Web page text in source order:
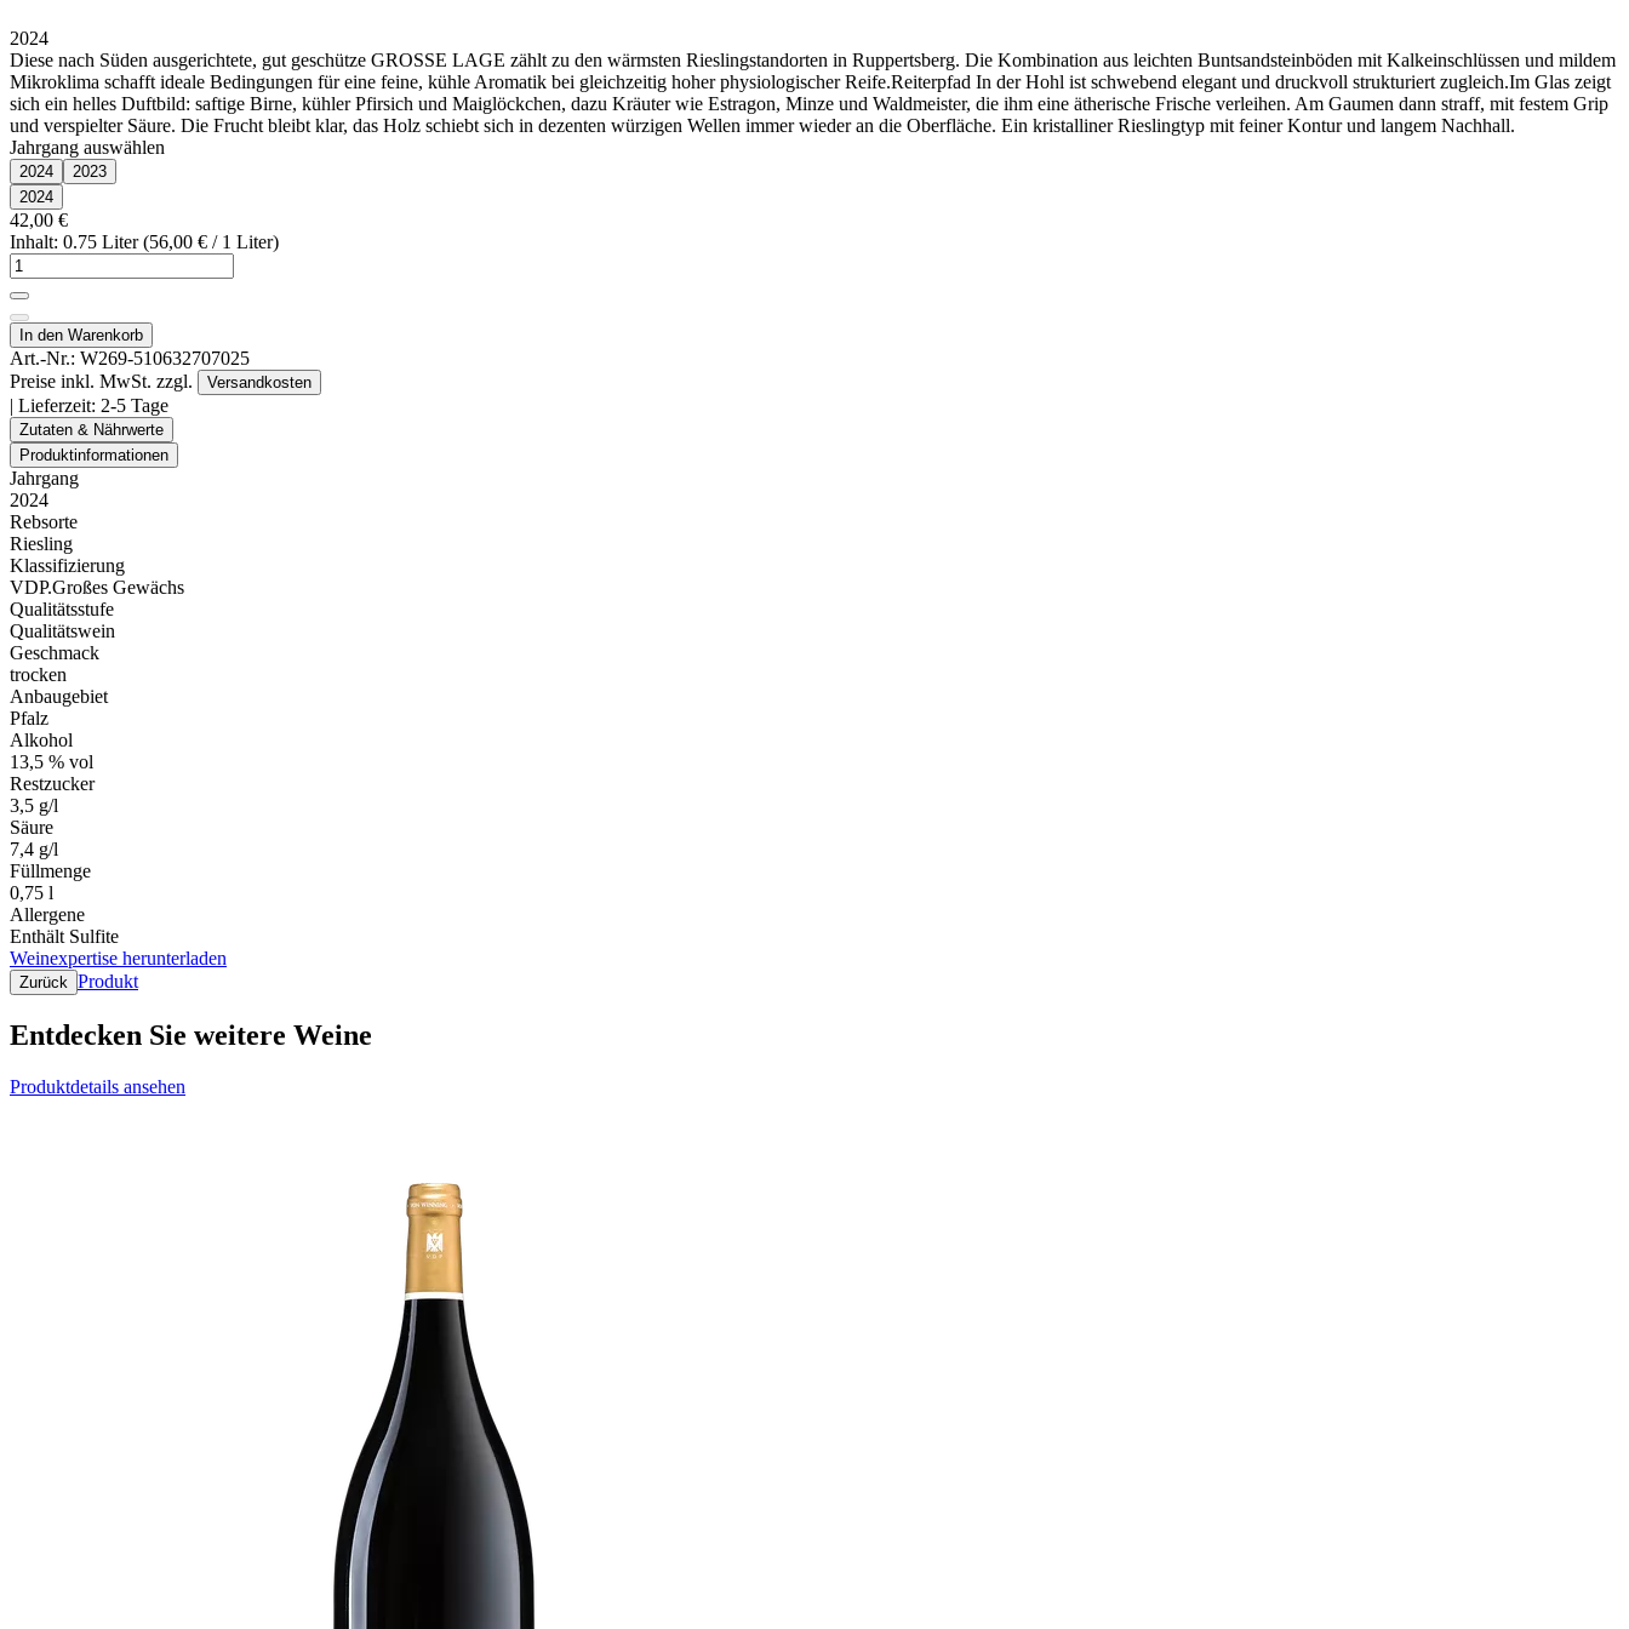
2024
Diese nach Süden ausgerichtete, gut geschütze GROSSE LAGE zählt zu den wärmsten Rieslingstandorten in Ruppertsberg. Die Kombination aus leichten Buntsandsteinböden mit Kalkeinschlüssen und mildem
Mikroklima schafft ideale Bedingungen für eine feine, kühle Aromatik bei gleichzeitig hoher physiologischer Reife.Reiterpfad In der Hohl ist schwebend elegant und druckvoll strukturiert zugleich.Im Glas zeigt
sich ein helles Duftbild: saftige Birne, kühler Pfirsich und Maiglöckchen, dazu Kräuter wie Estragon, Minze und Waldmeister, die ihm eine ätherische Frische verleihen. Am Gaumen dann straff, mit festem Grip
und verspielter Säure. Die Frucht bleibt klar, das Holz schiebt sich in dezenten würzigen Wellen immer wieder an die Oberfläche. Ein kristalliner Rieslingtyp mit feiner Kontur und langem Nachhall.
Jahrgang auswählen
2024
2023
2024
42,00 €
Inhalt: 0.75 Liter (56,00 € / 1 Liter)
In den Warenkorb
Art.-Nr.: W269-510632707025
Preise inkl. MwSt. zzgl.
Versandkosten
| Lieferzeit: 2-5 Tage
Zutaten & Nährwerte
Produktinformationen
Jahrgang
2024
Rebsorte
Riesling
Klassifizierung
VDP.Großes Gewächs
Qualitätsstufe
Qualitätswein
Geschmack
trocken
Anbaugebiet
Pfalz
Alkohol
13,5 % vol
Restzucker
3,5 g/l
Säure
7,4 g/l
Füllmenge
0,75 l
Allergene
Enthält Sulfite
Weinexpertise herunterladen
Zurück Produkt
Entdecken Sie weitere Weine
Produktdetails ansehen